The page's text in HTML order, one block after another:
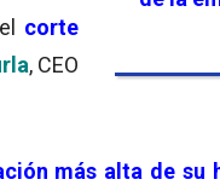
corte
, CEO
más alta de su